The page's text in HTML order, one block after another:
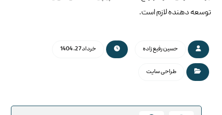
توسعه‌ دهنده لازم است.
حسین رفیع زاده خرداد 27, 1404
طراحی سایت